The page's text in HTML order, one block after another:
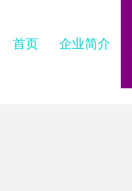
首页 企业简介